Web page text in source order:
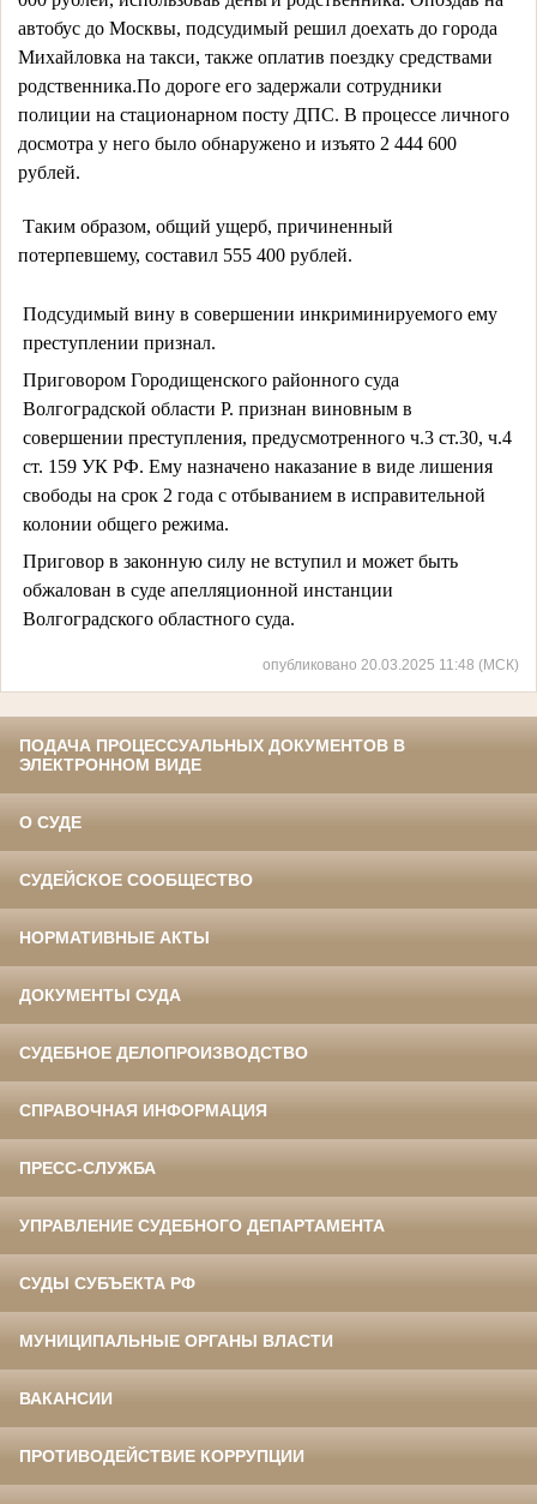
автобус до Москвы, подсудимый решил доехать до города
Михайловка на такси, также оплатив поездку средствами
родственника.По дороге его задержали сотрудники
полиции на стационарном посту ДПС. В процессе личного
досмотра у него было обнаружено и изъято 2 444 600
рублей.
потерпевшему, составил 555 400 рублей.
Подсудимый вину в совершении инкриминируемого ему
преступлении признал.
Приговором Городищенского районного суда
Волгоградской области Р. признан виновным в
совершении преступления, предусмотренного ч.3 ст.30, ч.4
ст. 159 УК РФ. Ему назначено наказание в виде лишения
свободы на срок 2 года с отбыванием в исправительной
колонии общего режима.
Приговор в законную силу не вступил и может быть
обжалован в суде апелляционной инстанции
Волгоградского областного суда.
опубликовано 20.03.2025 11:48 (МСК)
ПОДАЧА ПРОЦЕССУАЛЬНЫХ ДОКУМЕНТОВ В
ЭЛЕКТРОННОМ ВИДЕ
О СУДЕ
СУДЕЙСКОЕ СООБЩЕСТВО
НОРМАТИВНЫЕ АКТЫ
ДОКУМЕНТЫ СУДА
СУДЕБНОЕ ДЕЛОПРОИЗВОДСТВО
СПРАВОЧНАЯ ИНФОРМАЦИЯ
ПРЕСС-СЛУЖБА
УПРАВЛЕНИЕ СУДЕБНОГО ДЕПАРТАМЕНТА
СУДЫ СУБЪЕКТА РФ
МУНИЦИПАЛЬНЫЕ ОРГАНЫ ВЛАСТИ
ВАКАНСИИ
ПРОТИВОДЕЙСТВИЕ КОРРУПЦИИ